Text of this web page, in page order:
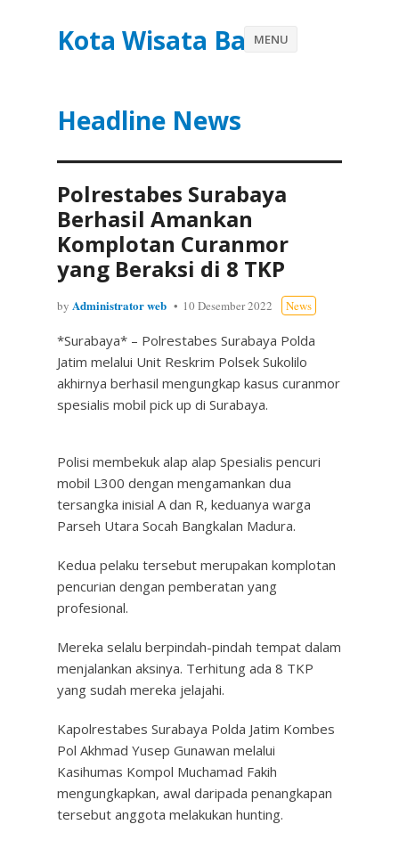
Kota Wisata Batu
Headline News
MENU
Polrestabes Surabaya
Berhasil Amankan
Komplotan Curanmor
yang Beraksi di 8 TKP
by Administrator web 10 Desember 2022 News
*Surabaya* – Polrestabes Surabaya Polda
Jatim melalui Unit Reskrim Polsek Sukolilo
akhirnya berhasil mengungkap kasus curanmor
spesialis mobil pick up di Surabaya.
Polisi membekuk alap alap Spesialis pencuri
mobil L300 dengan mengamankan dua
tersangka inisial A dan R, keduanya warga
Parseh Utara Socah Bangkalan Madura.
Kedua pelaku tersebut merupakan komplotan
pencurian dengan pemberatan yang
profesional.
Mereka selalu berpindah-pindah tempat dalam
menjalankan aksinya. Terhitung ada 8 TKP
yang sudah mereka jelajahi.
Kapolrestabes Surabaya Polda Jatim Kombes
Pol Akhmad Yusep Gunawan melalui
Kasihumas Kompol Muchamad Fakih
mengungkapkan, awal daripada penangkapan
tersebut anggota melakukan hunting.